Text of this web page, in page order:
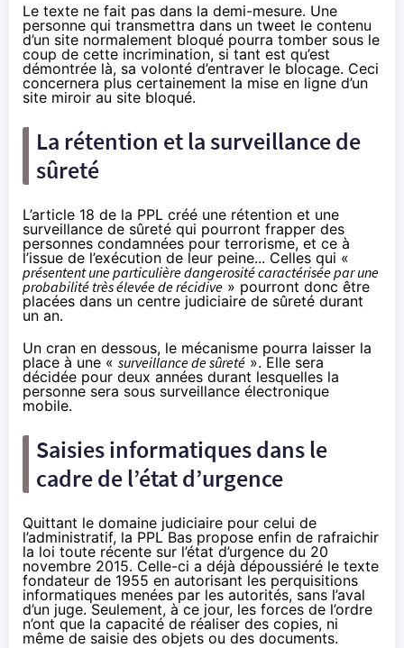
Le texte ne fait pas dans la demi-mesure. Une
personne qui transmettra dans un tweet le contenu
d’un site normalement bloqué pourra tomber sous le
coup de cette incrimination, si tant est qu’est
démontrée là, sa volonté d’entraver le blocage. Ceci
concernera plus certainement la mise en ligne d’un
site miroir au site bloqué.
La rétention et la surveillance de
sûreté
L’article 18 de la PPL créé une rétention et une
surveillance de sûreté qui pourront frapper des
personnes condamnées pour terrorisme, et ce à
l’issue de l’exécution de leur peine... Celles qui «
présentent une particulière dangerosité caractérisée par une
probabilité très élevée de récidive » pourront donc être
placées dans un centre judiciaire de sûreté durant
un an.
Un cran en dessous, le mécanisme pourra laisser la
place à une « surveillance de sûreté ». Elle sera
décidée pour deux années durant lesquelles la
personne sera sous surveillance électronique
mobile.
Saisies informatiques dans le
cadre de l’état d’urgence
Quittant le domaine judiciaire pour celui de
l’administratif, la PPL Bas propose enfin de rafraichir
la loi toute récente sur l’état d’urgence du 20
novembre 2015. Celle-ci a déjà dépoussiéré le texte
fondateur de 1955 en autorisant les perquisitions
informatiques menées par les autorités, sans l’aval
d’un juge. Seulement, à ce jour, les forces de l’ordre
n’ont que la capacité de réaliser des copies, ni
même de saisie des objets ou des documents.